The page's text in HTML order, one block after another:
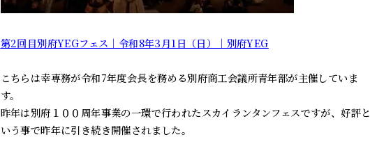
第2回目別府YEGフェス｜令和8年3月1日（日）｜別府YEG
こちらは幸専務が令和7年度会長を務める別府商工会議所青年部が主催していま
す。
昨年は別府１００周年事業の一環で行われたスカイランタンフェスですが、好評と
いう事で昨年に引き続き開催されました。